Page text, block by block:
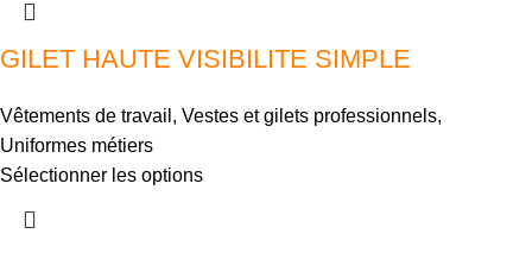
GILET HAUTE VISIBILITE SIMPLE
Vêtements de travail , Vestes et gilets professionnels,
Uniformes métiers
Sélectionner les options